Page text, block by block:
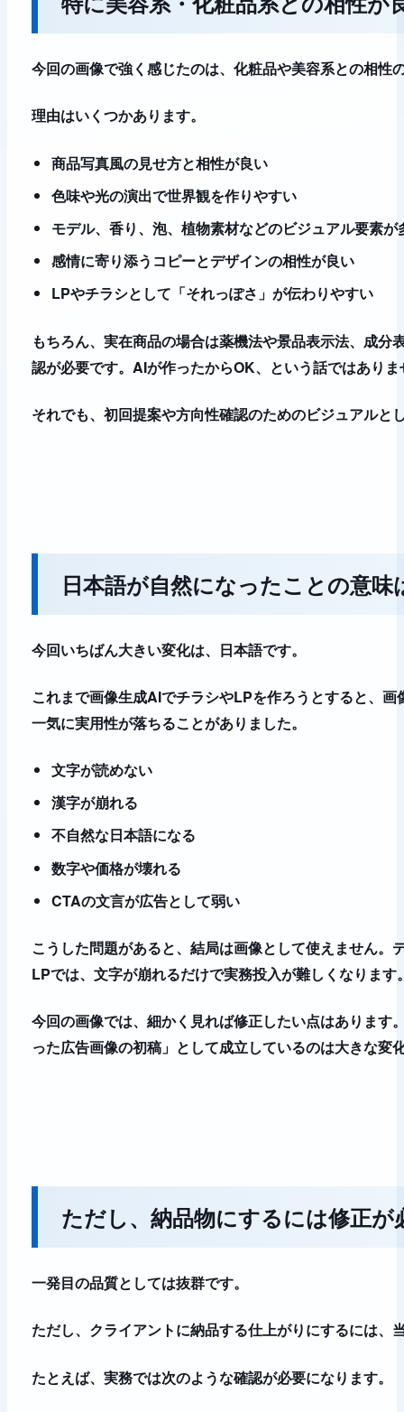
今回の画像で強く感じたのは、化粧品や美容系との相性
理由はいくつかあります。
商品写真風の見せ方と相性が良い
色味や光の演出で世界観を作りやすい
モデル、香り、泡、植物素材などのビジュアル要素が
感情に寄り添うコピーとデザインの相性が良い
LPやチラシとして「それっぽさ」が伝わりやすい
もちろん、実在商品の場合は薬機法や景品表示法、成分
認が必要です。AIが作ったからOK、という話ではありま
それでも、初回提案や方向性確認のためのビジュアルと
日本語が自然になったことの意味
今回いちばん大きい変化は、日本語です。
これまで画像生成AIでチラシやLPを作ろうとすると、
一気に実用性が落ちることがありました。
文字が読めない
漢字が崩れる
不自然な日本語になる
数字や価格が壊れる
CTAの文言が広告として弱い
こうした問題があると、結局は画像として使えません。
LPでは、文字が崩れるだけで実務投入が難しくなります
今回の画像では、細かく見れば修正したい点はあります
った広告画像の初稿」として成立しているのは大きな変
ただし、納品物にするには修正が
一発目の品質としては抜群です。
ただし、クライアントに納品する仕上がりにするには、
たとえば、実務では次のような確認が必要になります。